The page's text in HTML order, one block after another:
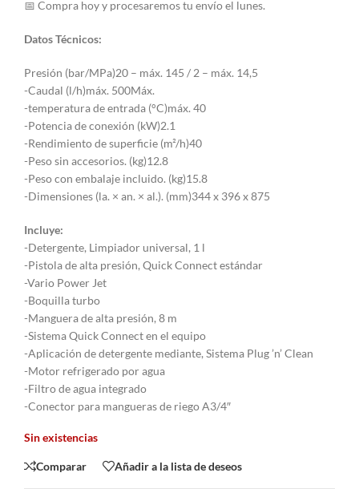
📅 Compra hoy y procesaremos tu envío el lunes.
Datos Técnicos:
Presión (bar/MPa)20 – máx. 145 / 2 – máx. 14,5
-Caudal (l/h)máx. 500Máx.
-temperatura de entrada (°C)máx. 40
-Potencia de conexión (kW)2.1
-Rendimiento de superficie (m²/h)40
-Peso sin accesorios. (kg)12.8
-Peso con embalaje incluido. (kg)15.8
-Dimensiones (la. × an. × al.). (mm)344 x 396 x 875
Incluye:
-Detergente, Limpiador universal, 1 l
-Pistola de alta presión, Quick Connect estándar
-Vario Power Jet
-Boquilla turbo
-Manguera de alta presión, 8 m
-Sistema Quick Connect en el equipo
-Aplicación de detergente mediante, Sistema Plug ’n’ Clean
-Motor refrigerado por agua
-Filtro de agua integrado
-Conector para mangueras de riego A3/4″
Sin existencias
Comparar Añadir a la lista de deseos